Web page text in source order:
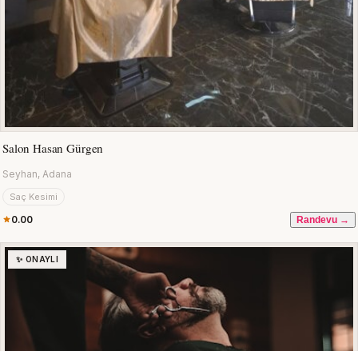
Salon Hasan Gürgen
Seyhan, Adana
Saç Kesimi
0.00 Randevu →
✨ ONAYLI